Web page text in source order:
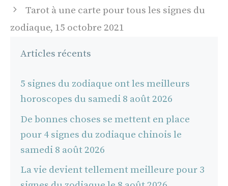
Tarot à une carte pour tous les signes du
zodiaque, 15 octobre 2021
Articles récents
5 signes du zodiaque ont les meilleurs
horoscopes du samedi 8 août 2026
De bonnes choses se mettent en place
pour 4 signes du zodiaque chinois le
samedi 8 août 2026
La vie devient tellement meilleure pour 3